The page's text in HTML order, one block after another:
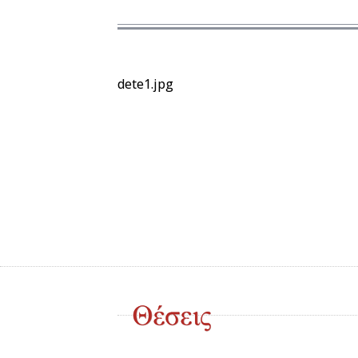
dete1.jpg